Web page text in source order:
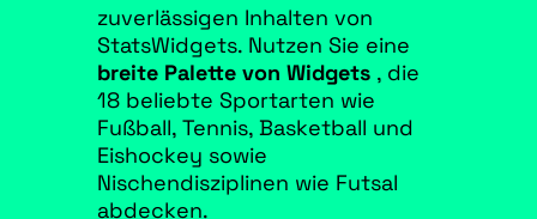
zuverlässigen Inhalten von
StatsWidgets. Nutzen Sie eine
breite Palette von Widgets , die
18 beliebte Sportarten wie
Fußball, Tennis, Basketball und
Eishockey sowie
Nischendisziplinen wie Futsal
abdecken.